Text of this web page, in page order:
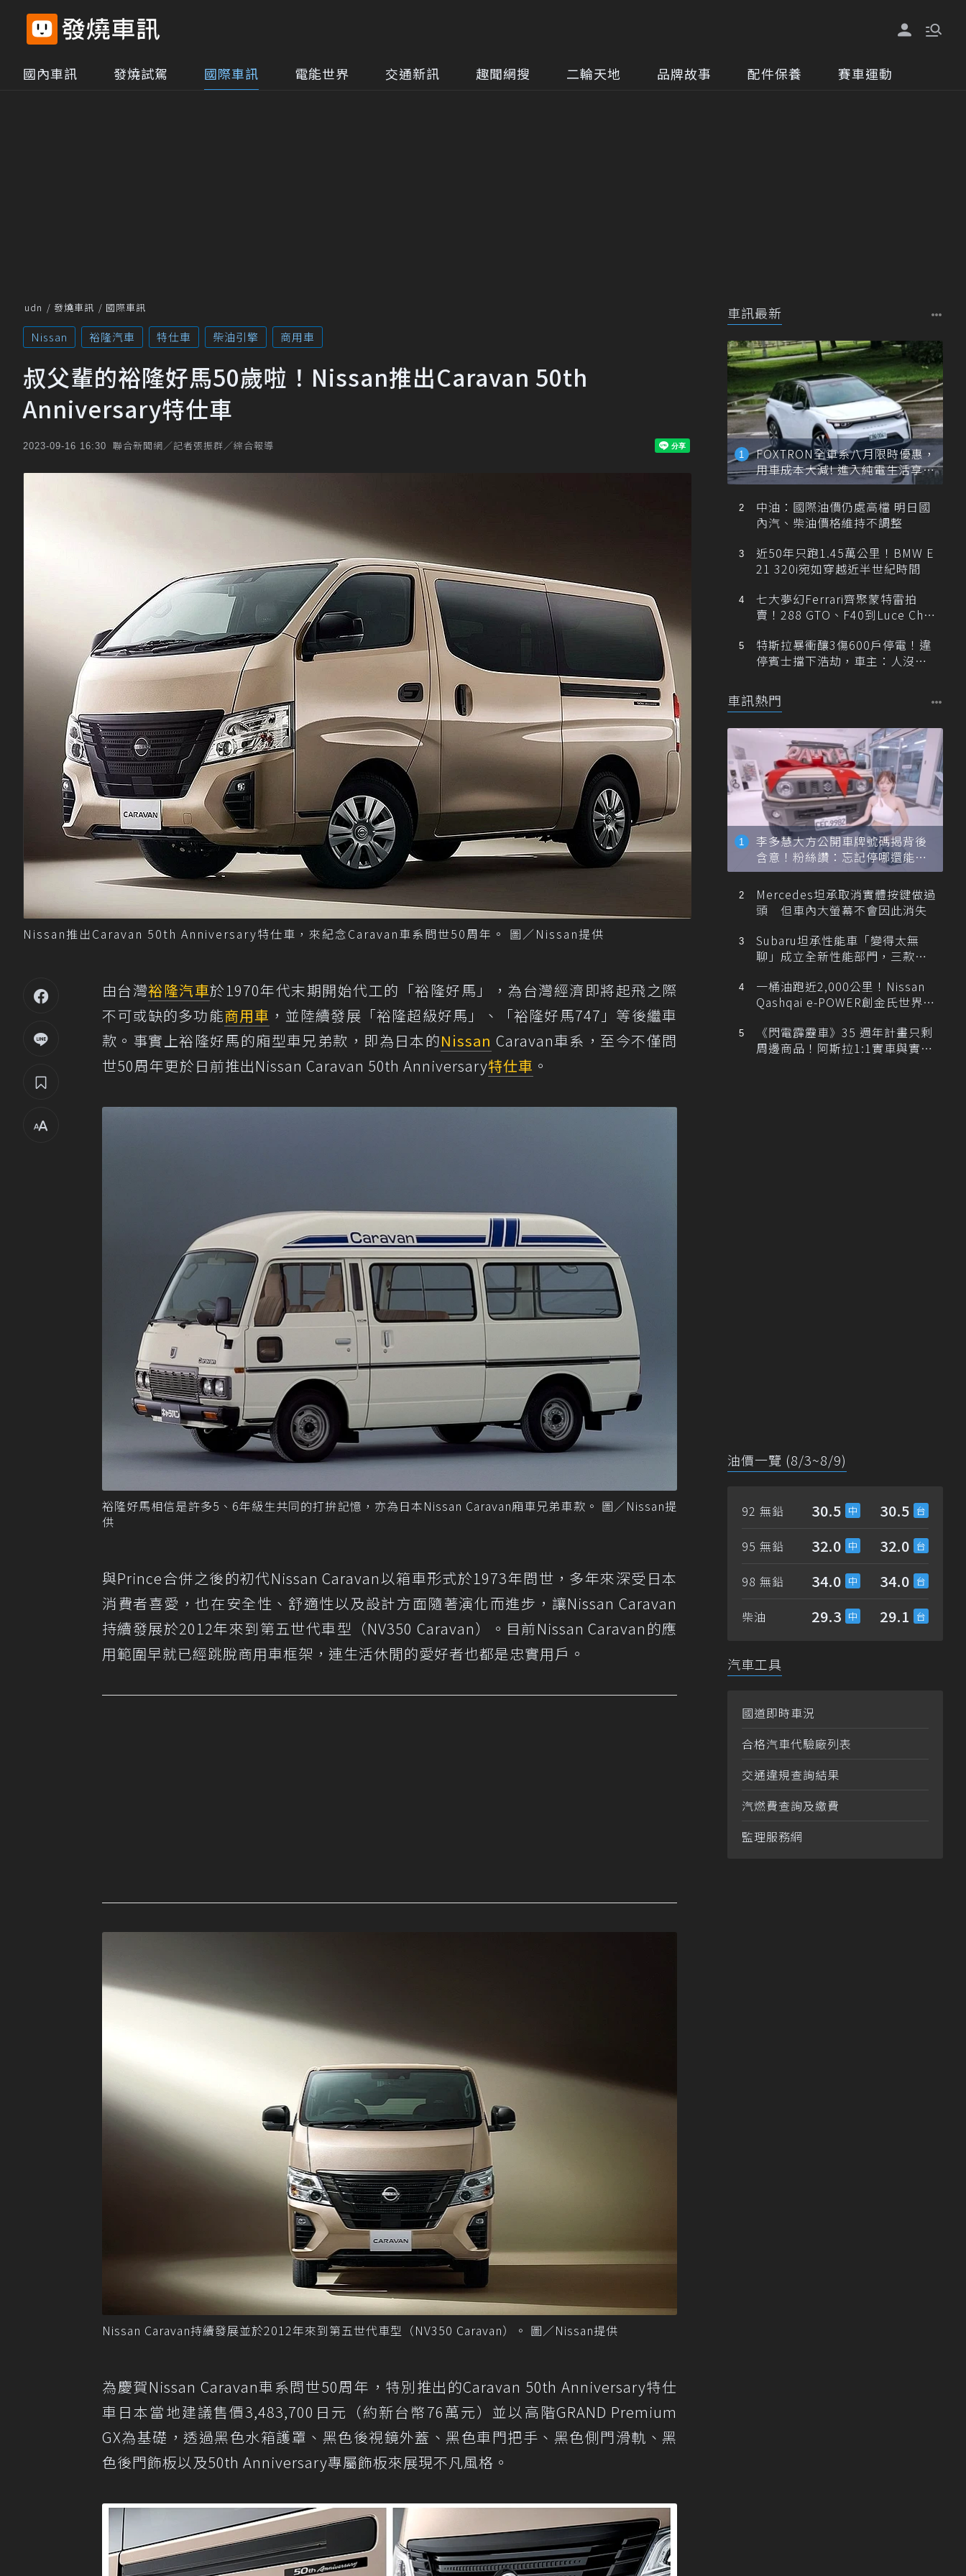
國內車訊 發燒試駕 國際車訊 電能世界 交通新訊 趣聞網搜 二輪天地 品牌故事 配件保養 賽車運動
udn 發燒車訊 國際車訊
Nissan 裕隆汽車 特仕車 柴油引擎 商用車
叔父輩的裕隆好馬50歲啦！Nissan推出Caravan 50th
Anniversary特仕車
2023-09-16 16:30 聯合新聞網／記者張振群／綜合報導
Nissan推出Caravan 50th Anniversary特仕車，來紀念Caravan車系問世50周年。 圖／Nissan提供
由台灣裕隆汽車於1970年代末期開始代工的「裕隆好馬」，為台灣經濟即將起飛之際
不可或缺的多功能商用車 ，並陸續發展「裕隆超級好馬」、「裕隆好馬747」等後繼車
款。事實上裕隆好馬的廂型車兄弟款，即為日本的Nissan Caravan車系，至今不僅問
世50周年更於日前推出Nissan Caravan 50th Anniversary特仕車 。
裕隆好馬相信是許多5、6年級生共同的打拚記憶，亦為日本Nissan Caravan廂車兄弟車款。 圖／Nissan提
供
與Prince合併之後的初代Nissan Caravan以箱車形式於1973年問世，多年來深受日本
消費者喜愛，也在安全性、舒適性以及設計方面隨著演化而進步，讓Nissan Caravan
持續發展於2012年來到第五世代車型（NV350 Caravan）。目前Nissan Caravan的應
用範圍早就已經跳脫商用車框架，連生活休閒的愛好者也都是忠實用戶。
Nissan Caravan持續發展並於2012年來到第五世代車型（NV350 Caravan）。 圖／Nissan提供
為慶賀Nissan Caravan車系問世50周年，特別推出的Caravan 50th Anniversary特仕
車日本當地建議售價3,483,700日元（約新台幣76萬元）並以高階GRAND Premium
GX為基礎，透過黑色水箱護罩、黑色後視鏡外蓋、黑色車門把手、黑色側門滑軌、黑
色後門飾板以及50th Anniversary專屬飾板來展現不凡風格。
車訊最新
FOXTRON全車系八月限時優惠，
用車成本大減! 進入純電生活享
「零稅金＋零保養」新時代
中油：國際油價仍處高檔 明日國
內汽、柴油價格維持不調整
近50年只跑1.45萬公里！BMW E
21 320i宛如穿越近半世紀時間
七大夢幻Ferrari齊聚蒙特雷拍
賣！288 GTO、F40到Luce Cha
特斯拉暴衝釀3傷600戶停電！違
停賓士擋下浩劫，車主：人沒事
車訊熱門
李多慧大方公開車牌號碼揭背後
含意！粉絲讚：忘記停哪還能幫
忙找車
Mercedes坦承取消實體按鍵做過
頭 但車內大螢幕不會因此消失
Subaru坦承性能車「變得太無
聊」成立全新性能部門，三款手
一桶油跑近2,000公里！Nissan
Qashqai e-POWER創金氏世界紀
《閃電霹靂車》35 週年計畫只剩
周邊商品！阿斯拉1:1實車與實體
油價一覽 (8/3~8/9)
92 無鉛 30.5 30.5
95 無鉛 32.0 32.0
98 無鉛 34.0 34.0
柴油 29.3 29.1
汽車工具
國道即時車況
合格汽車代驗廠列表
交通違規查詢結果
汽燃費查詢及繳費
監理服務網